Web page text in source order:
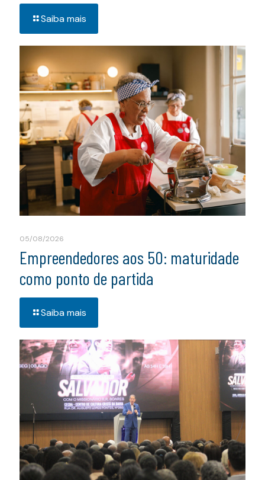
Saiba mais
05/08/2026
Empreendedores aos 50: maturidade
como ponto de partida
Saiba mais